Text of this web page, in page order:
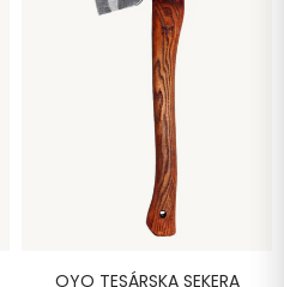
OYO TESÁRSKA SEKERA